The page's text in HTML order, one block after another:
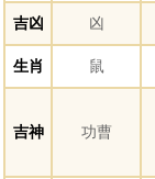
吉凶 凶
生肖 鼠
吉神 功曹